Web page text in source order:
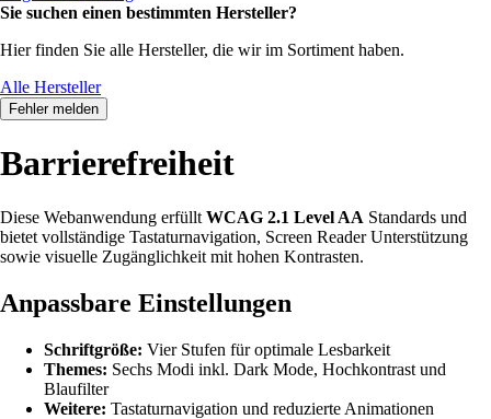
Sie suchen einen bestimmten Hersteller?
Hier finden Sie alle Hersteller, die wir im Sortiment haben.
Alle Hersteller
Fehler melden
Barrierefreiheit
Diese Webanwendung erfüllt WCAG 2.1 Level AA Standards und
bietet vollständige Tastaturnavigation, Screen Reader Unterstützung
sowie visuelle Zugänglichkeit mit hohen Kontrasten.
Anpassbare Einstellungen
Schriftgröße: Vier Stufen für optimale Lesbarkeit
Themes: Sechs Modi inkl. Dark Mode, Hochkontrast und
Blaufilter
Weitere: Tastaturnavigation und reduzierte Animationen